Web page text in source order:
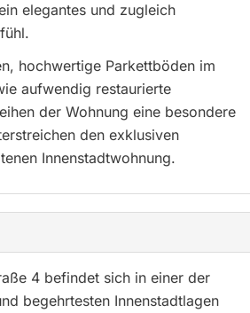
elegantes und zugleich
hochwertige Parkettböden im
aufwendig restaurierte
der Wohnung eine besondere
den exklusiven
Innenstadtwohnung.
4 befindet sich in einer der
begehrtesten Innenstadtlagen